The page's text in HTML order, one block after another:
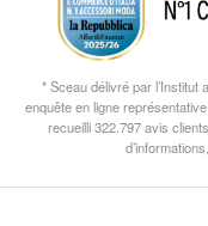
* Sceau délivré par l’Institut
enquête en ligne
recueilli 322.797 avis